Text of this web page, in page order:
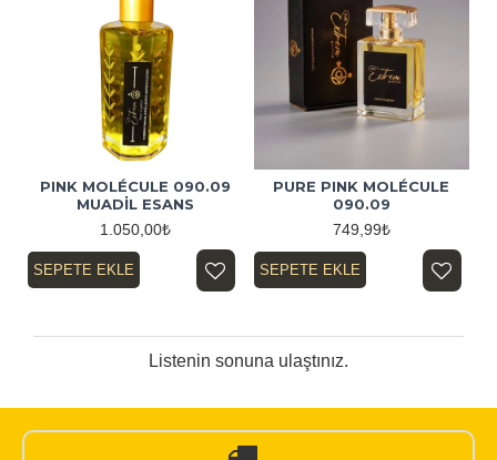
PINK MOLÉCULE 090.09
MUADİL ESANS
1.050,00₺
SEPETE EKLE
PURE PINK MOLÉCULE
090.09
749,99₺
SEPETE EKLE
Listenin sonuna ulaştınız.